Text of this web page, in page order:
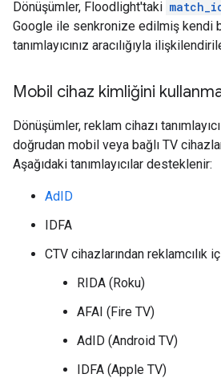
Dönüşümler, Floodlight'taki
Google ile senkronize edilmiş kendi
tanımlayıcınız aracılığıyla
Mobil cihaz kimliğini
Dönüşümler, reklam cihazı
doğrudan mobil veya bağlı TV
Aşağıdaki tanımlayıcılar desteklenir:
AdID
IDFA
CTV cihazlarından reklamcılık
RIDA (Roku)
AFAI (Fire TV)
AdID (Android TV)
IDFA (Apple TV)